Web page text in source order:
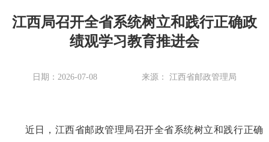
江西局召开全省系统树立和践行正确政
绩观学习教育推进会
日期：2026-07-08 来源： 江西省邮政管理局
近日，江西省邮政管理局召开全省系统树立和践行正确